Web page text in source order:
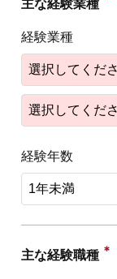
主な経験業種
経験業種
経験年数
主な経験職種